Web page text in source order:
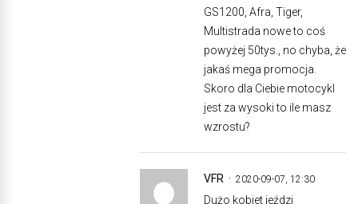
GS1200, Afra, Tiger,
Multistrada nowe to coś
powyżej 50tys., no chyba, że
jakaś mega promocja.
Skoro dla Ciebie motocykl
jest za wysoki to ile masz
wzrostu?
VFR 2020-09-07, 12:30
Dużo kobiet jeździ